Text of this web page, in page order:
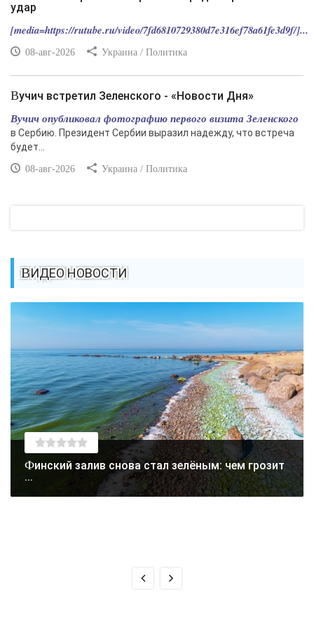
удар
[media=https://rutube.ru/video/7fd6810729380d7e316ef78a61fe3d9f/]...
08-авг-2026 Украина / Политика
Вучич встретил Зеленского - «Новости Дня»
Вучич опубликовал фотографию первого визита Зеленского
в Сербию. Президент Сербии выразил надежду, что встреча
будет...
08-авг-2026 Украина / Политика
ВИДЕО НОВОСТИ
Финский залив снова стал зелёным: чем грозит
...